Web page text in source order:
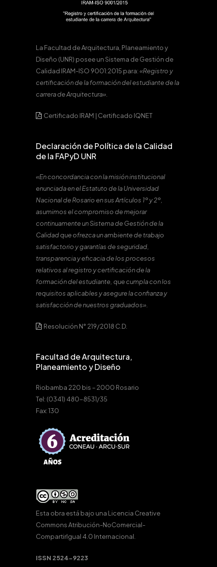
La Facultad de Arquitectura, Planeamiento y
Diseño (UNR) posee un Sistema de Gestión de
Calidad IRAM-ISO 9001:2015 para:«Registro y
certificación de la formación del estudiante de la
carrera de Arquitectura».
Certificado IRAM | Certificado IQNET
Declaración de Política de la Calidad
de la FAPyD UNR
«En concordancia con la misión institucional
enunciada en el Estatuto de la Universidad
Nacional de Rosario en sus Artículos 1º y 2º,
asumimos el compromiso de mejorar
continuamente un Sistema de Gestión de la
Calidad que ofrezca un ambiente de trabajo
satisfactorio y garantías de seguridad,
transparencia y eficacia de los procesos
relativos al registro y certificación de la
formación del estudiante, que cumpla con los
requisitos aplicables y asegure la confianza y
satisfacción de nuestros graduados».
Resolución N° 219/2018 C.D.
Facultad de Arquitectura,
Planeamiento y Diseño
Riobamba 220 bis – 2000 Rosario
Tel: (0341) 480-8531/35
Fax: 130
Esta obra está bajo una Licencia Creative
Commons Atribución-NoComercial-
CompartirIgual 4.0 Internacional.
ISSN 2524-9223